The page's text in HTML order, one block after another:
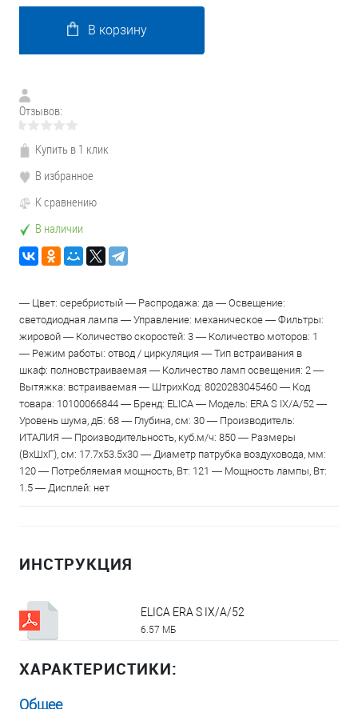
В корзину
Отзывов:
Купить в 1 клик
В избранное
К сравнению
В наличии
— Цвет: серебристый — Распродажа: да — Освещение:
светодиодная лампа — Управление: механическое — Фильтры:
жировой — Количество скоростей: 3 — Количество моторов: 1
— Режим работы: отвод / циркуляция — Тип встраивания в
шкаф: полновстраиваемая — Количество ламп освещения: 2 —
Вытяжка: встраиваемая — ШтрихКод: 8020283045460 — Код
товара: 10100066844 — Бренд: ELICA — Модель: ERA S IX/A/52 —
Уровень шума, дБ: 68 — Глубина, см: 30 — Производитель:
ИТАЛИЯ — Производительность, куб.м/ч: 850 — Размеры
(ВхШхГ), см: 17.7х53.5х30 — Диаметр патрубка воздуховода, мм:
120 — Потребляемая мощность, Вт: 121 — Мощность лампы, Вт:
1.5 — Дисплей: нет
ИНСТРУКЦИЯ
ELICA ERA S IX/A/52
6.57 МБ
ХАРАКТЕРИСТИКИ:
Общее